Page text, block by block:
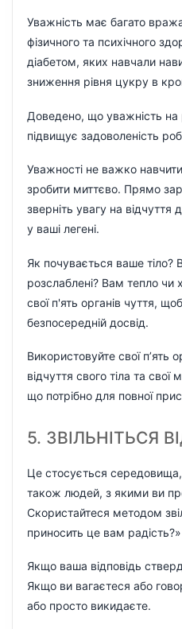
Уважність має багато
фізичного та психічного
діабетом, яких навчали
зниження рівня цукру в
Доведено, що уважність на
підвищує задоволеність
Уважності не важко
зробити миттєво. Прямо
зверніть увагу на
у ваші легені.
Як почувається ваше тіло?
розслаблені? Вам тепло чи
свої п'ять органів чуття,
безпосередній досвід.
Використовуйте свої п’ять
відчуття свого тіла та
що потрібно для повної
5. ЗВІЛЬНІТЬСЯ
Це стосується
також людей, з якими ви
Скористайтеся методом
приносить це вам радість?»
Якщо ваша відповідь
Якщо ви вагаєтеся або
або просто викидаєте.